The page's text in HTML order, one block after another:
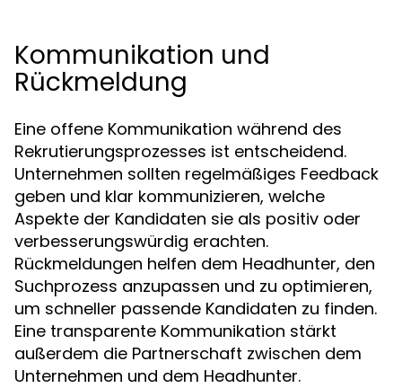
Kommunikation und
Rückmeldung
Eine offene Kommunikation während des
Rekrutierungsprozesses ist entscheidend.
Unternehmen sollten regelmäßiges Feedback
geben und klar kommunizieren, welche
Aspekte der Kandidaten sie als positiv oder
verbesserungswürdig erachten.
Rückmeldungen helfen dem Headhunter, den
Suchprozess anzupassen und zu optimieren,
um schneller passende Kandidaten zu finden.
Eine transparente Kommunikation stärkt
außerdem die Partnerschaft zwischen dem
Unternehmen und dem Headhunter.